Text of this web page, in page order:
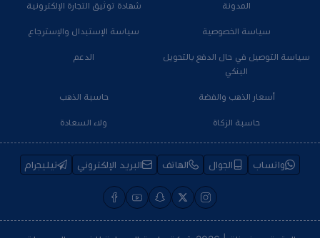
المدونة شهادة توثيق التجارة الإلكترونية
سياسة الخصوصية سياسة الإستبدال والإسترجاع
سياسة التوصيل في حال الدفع بالتحويل
البنكي
الدعم
أسعار الذهب والفضة حاسبة الذهب
حاسبة الزكاة ولاء السعادة
واتساب الجوال الهاتف البريد الإلكتروني تيليجرام